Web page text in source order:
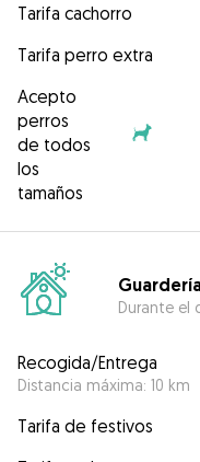
Tarifa cachorro
Tarifa perro extra
Acepto
perros
de todos
los
tamaños
Durante el
Recogida/Entrega
Distancia máxima: 10 km
Tarifa de festivos